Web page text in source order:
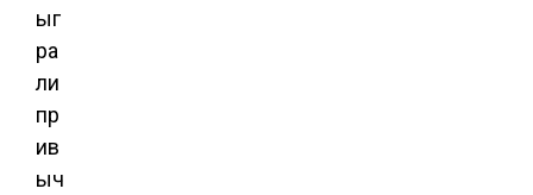
ыг
ра
ли
пр
ив
ыч